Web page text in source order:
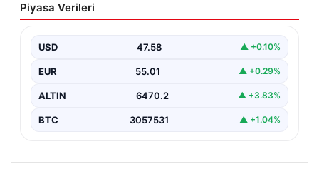
nasıl oldu?
bazda ortalama yüzde 0,27 değer kaybederken,
altının…
Piyasa Verileri
USD 47.58 ▲ +0.10%
EUR 55.01 ▲ +0.29%
ALTIN 6470.2 ▲ +3.83%
BTC 3057531 ▲ +1.04%